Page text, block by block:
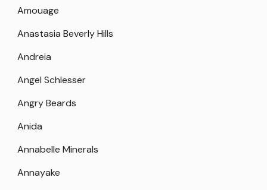
Amouage
Anastasia Beverly Hills
Andreia
Angel Schlesser
Angry Beards
Anida
Annabelle Minerals
Annayake